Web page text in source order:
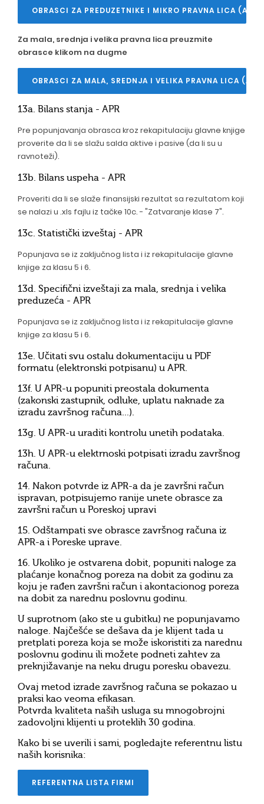
OBRASCI ZA PREDUZETNIKE I MIKRO PRAVNA LICA (APR)
Za mala, srednja i velika pravna lica preuzmite
obrasce klikom na dugme
OBRASCI ZA MALA, SREDNJA I VELIKA PRAVNA LICA
13a. Bilans stanja - APR
Pre popunjavanja obrasca kroz rekapitulaciju glavne knjige
proverite da li se slažu salda aktive i pasive (da li su u
ravnoteži).
13b. Bilans uspeha - APR
Proveriti da li se slaže finansijski rezultat sa rezultatom koji
se nalazi u .xls fajlu iz tačke 10c. - "Zatvaranje klase 7".
13c. Statistički izveštaj - APR
Popunjava se iz zaključnog lista i iz rekapitulacije glavne
knjige za klasu 5 i 6.
13d. Specifični izveštaji za mala, srednja i velika
preduzeća - APR
Popunjava se iz zaključnog lista i iz rekapitulacije glavne
knjige za klasu 5 i 6.
13e. Učitati svu ostalu dokumentaciju u PDF
formatu (elektronski potpisanu) u APR.
13f. U APR-u popuniti preostala dokumenta
(zakonski zastupnik, odluke, uplatu naknade za
izradu završnog računa...).
13g. U APR-u uraditi kontrolu unetih podataka.
13h. U APR-u elektrnoski potpisati izradu završnog
računa.
14. Nakon potvrde iz APR-a da je završni račun
ispravan, potpisujemo ranije unete obrasce za
završni račun u Poreskoj upravi
15. Odštampati sve obrasce završnog računa iz
APR-a i Poreske uprave.
16. Ukoliko je ostvarena dobit, popuniti naloge za
plaćanje konačnog poreza na dobit za godinu za
koju je rađen završni račun i akontacionog poreza
na dobit za narednu poslovnu godinu.
U suprotnom (ako ste u gubitku) ne popunjavamo
naloge. Najčešće se dešava da je klijent tada u
pretplati poreza koja se može iskoristiti za narednu
poslovnu godinu ili možete podneti zahtev za
preknjižavanje na neku drugu poresku obavezu.
Ovaj metod izrade završnog računa se pokazao u
praksi kao veoma efikasan.
Potvrda kvaliteta naših usluga su mnogobrojni
zadovoljni klijenti u proteklih 30 godina.
Kako bi se uverili i sami, pogledajte referentnu listu
naših korisnika:
REFERENTNA LISTA FIRMI